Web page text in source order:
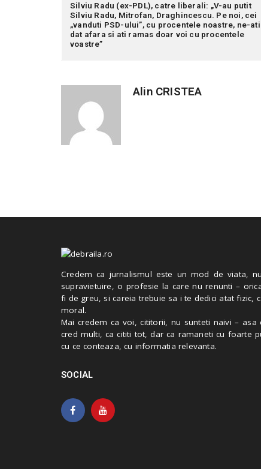
Silviu Radu (ex-PDL), catre liberali: „V-au putit
Silviu Radu, Mitrofan, Draghincescu. Pe noi, cei
„vanduti PSD-ului”, cu procentele noastre, ne-ati
dat afara si ati ramas doar voi cu procentele
voastre”
Alin CRISTEA
Credem ca jurnalismul este un mod de viata,
supravietuire, o profesie la care nu renunti –
fi de greu, si careia trebuie sa i te dedici atat fizic,
moral.
Mai credem ca voi, cititorii, nu sunteti naivi – asa
cred multi, ca cititi tot, dar ca ramaneti cu foarte
cu ce conteaza, cu informatia relevanta.
SOCIAL